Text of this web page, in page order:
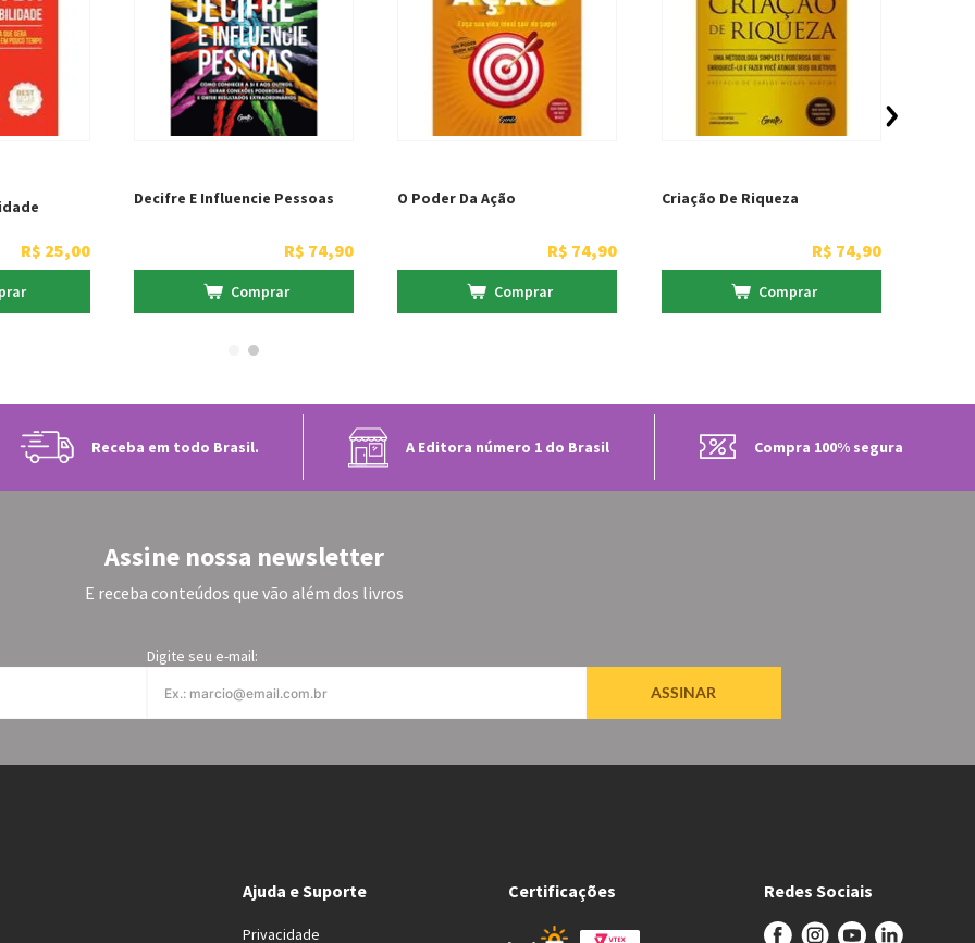
R$ 25,00
Decifre E Influencie Pessoas
R$ 74,90
Comprar
O Poder Da Ação
R$ 74,90
Comprar
Criação De Riqueza
R$ 74,90
Comprar
Receba em todo Brasil. A Editora número 1 do Brasil Compra 100% segura
Assine nossa newsletter
E receba conteúdos que vão além dos livros
Digite seu e-mail:
ASSINAR
Ajuda e Suporte
Privacidade
Certificações Redes Sociais